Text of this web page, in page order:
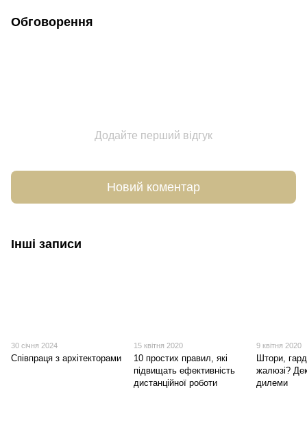
Обговорення
Додайте перший відгук
Новий коментар
Інші записи
30 січня 2024
Співпраця з архітекторами
15 квітня 2020
10 простих правил, які
підвищать ефективність
дистанційної роботи
9 квітня 2020
Штори,
жалюзі?
дилеми